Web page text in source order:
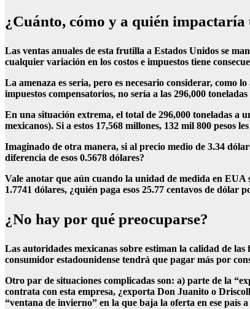
¿Cuánto, cómo y a quién
Las ventas anuales de esta frutilla a Estados Unidos se
cualquier variación en los costos e impuestos tiene
La amenaza es seria, pero es necesario considerar,
impuestos compensatorios, no sería a las 296,000
En una situación extrema, el total de 296,000 toneladas a
mexicanos). Si a estos 17,568 millones, 132 mil 800 pesos
Imaginado de otra manera, si al precio medio de 3.34
diferencia de esos 0.5678 dólares?
Vale anotar que aún cuando la unidad de medida en EUA
1.7741 dólares, ¿quién paga esos 25.77 centavos de dólar
¿No hay por qué preocuparse?
Las autoridades mexicanas sobre estiman la calidad de
consumidor estadounidense tendrá que pagar más por
Otro par de situaciones complicadas son: a) parte de la
contrata con esta empresa, ¿exporta Don Juanito o
“ventana de invierno” en la que baja la oferta en ese país